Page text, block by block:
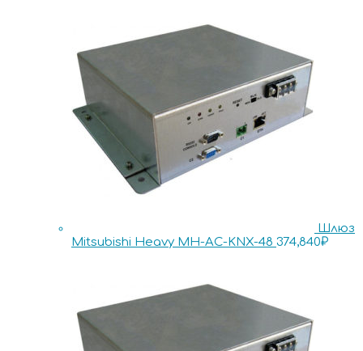
Шлюз
Mitsubishi Heavy MH-AC-KNX-48 374,840₽